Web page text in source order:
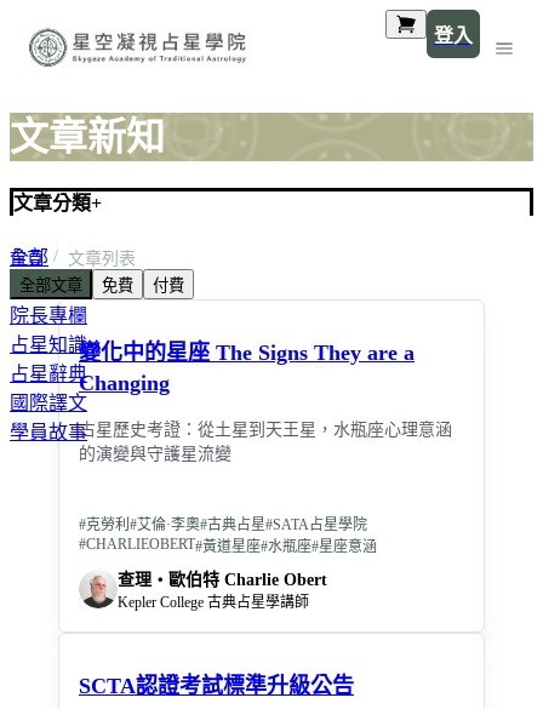
登入
文章新知
文章分類+
全部
最新消息
院長專欄
占星知識
占星辭典
國際譯文
學員故事
首頁
文章列表
全部文章
免費 付費
變化中的星座 The Signs They are a
Changing
占星歷史考證：從土星到天王星，水瓶座心理意涵
的演變與守護星流變
#克勞利 #艾倫·李奧#古典占星#SATA占星學院
#CHARLIEOBERT#黃道星座#水瓶座#星座意涵
查理‧歐伯特 Charlie Obert
Kepler College 古典占星學講師
SCTA認證考試標準升級公告